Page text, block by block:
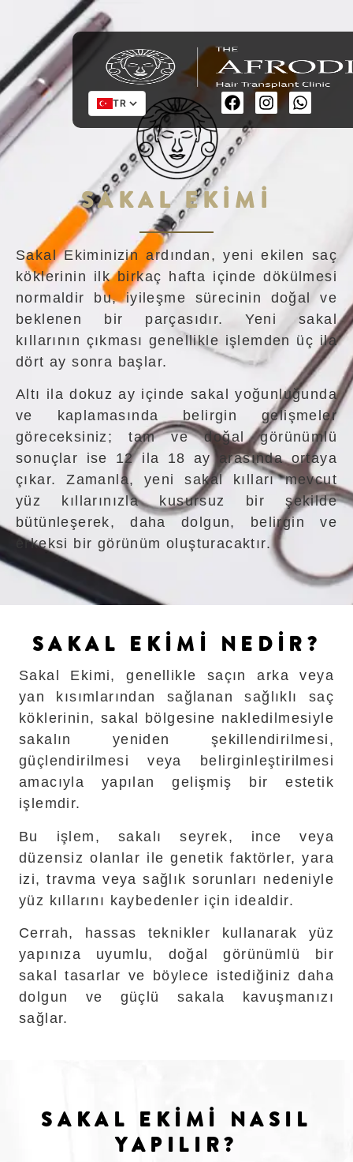
TR
SAKAL EKİMİ
Sakal Ekiminizin ardından, yeni ekilen saç
köklerinin ilk birkaç hafta içinde dökülmesi
normaldir bu, iyileşme sürecinin doğal ve
beklenen bir parçasıdır. Yeni sakal
kıllarının çıkması genellikle işlemden üç ila
dört ay sonra başlar.
Altı ila dokuz ay içinde sakal yoğunluğunda
ve kaplamasında belirgin gelişmeler
göreceksiniz; tam ve doğal görünümlü
sonuçlar ise 12 ila 18 ay arasında ortaya
çıkar. Zamanla, yeni sakal kılları mevcut
yüz kıllarınızla kusursuz bir şekilde
bütünleşerek, daha dolgun, belirgin ve
erkeksi bir görünüm oluşturacaktır.
SAKAL EKİMİ NEDİR?
Sakal Ekimi, genellikle saçın arka veya
yan kısımlarından sağlanan sağlıklı saç
köklerinin, sakal bölgesine nakledilmesiyle
sakalın yeniden şekillendirilmesi,
güçlendirilmesi veya belirginleştirilmesi
amacıyla yapılan gelişmiş bir estetik
işlemdir.
Bu işlem, sakalı seyrek, ince veya
düzensiz olanlar ile genetik faktörler, yara
izi, travma veya sağlık sorunları nedeniyle
yüz kıllarını kaybedenler için idealdir.
Cerrah, hassas teknikler kullanarak yüz
yapınıza uyumlu, doğal görünümlü bir
sakal tasarlar ve böylece istediğiniz daha
dolgun ve güçlü sakala kavuşmanızı
sağlar.
SAKAL EKİMİ NASIL
YAPILIR?